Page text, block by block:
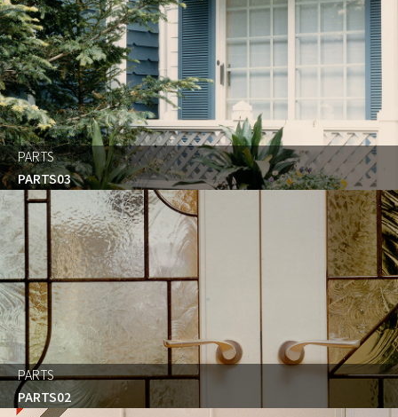
PARTS
PARTS03
PARTS
PARTS02